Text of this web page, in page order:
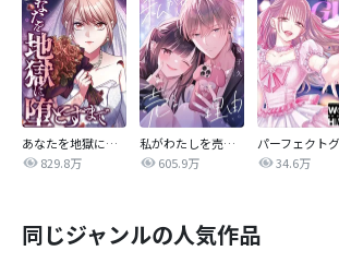
あなたを地獄に堕とすまで
829.8万
私がわたしを売る理由
605.9万
34.6万
同じジャンルの人気作品